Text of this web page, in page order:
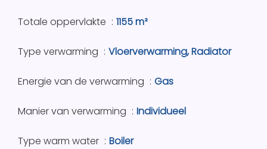
Totale oppervlakte 1155 m²
Type verwarming Vloerverwarming, Radiator
Energie van de verwarming Gas
Manier van verwarming Individueel
Type warm water Boiler